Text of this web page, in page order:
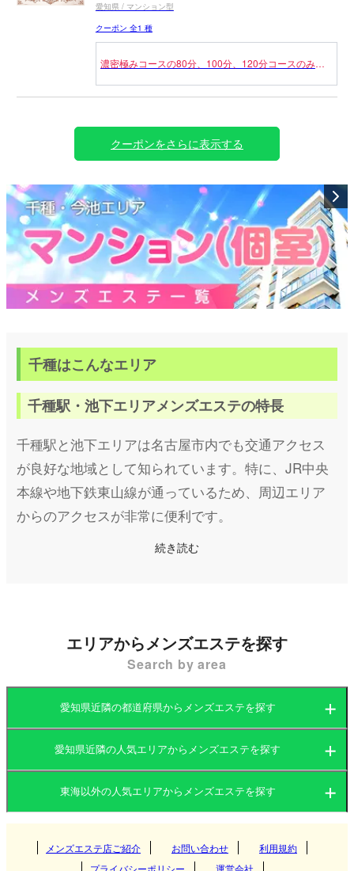
愛知県 / マンション型
クーポン 全1 種
濃密極みコースの80分、100分、120分コースのみと
割】とお伝えください。
クーポンをさらに表示する
千種はこんなエリア
千種駅・池下エリアメンズエステの特長
千種駅と池下エリアは名古屋市内でも交通アクセス
が良好な地域として知られています。特に、JR中央
本線や地下鉄東山線が通っているため、周辺エリア
からのアクセスが非常に便利です。
千種駅周辺は住宅街と商業施設がバランスよく配置
しゃれな飲食店、カフェが多いことで人気を集めて
このような環境の中で、メンズエステ店も数多く営
業しており、都会の喧騒を離れてゆったりと癒しを
求めるお客様に最適な立地です。特に、池下エリア
には高級感のあるマンション型店舗が多く、洗練さ
れた空間での施術が特徴です。
続き読む
エリアからメンズエステを探す
Search by area
愛知県近隣の都道府県からメンズエステを探す
愛知県 岐阜県
三重県 静岡県
愛知県近隣の人気エリアからメンズエステを探す
名古屋 岐阜県
東海以外の人気エリアからメンズエステを探す
関東
メンズエステ店ご紹介 お問い合わせ
利用規約
プライバシーポリシー
運営会社